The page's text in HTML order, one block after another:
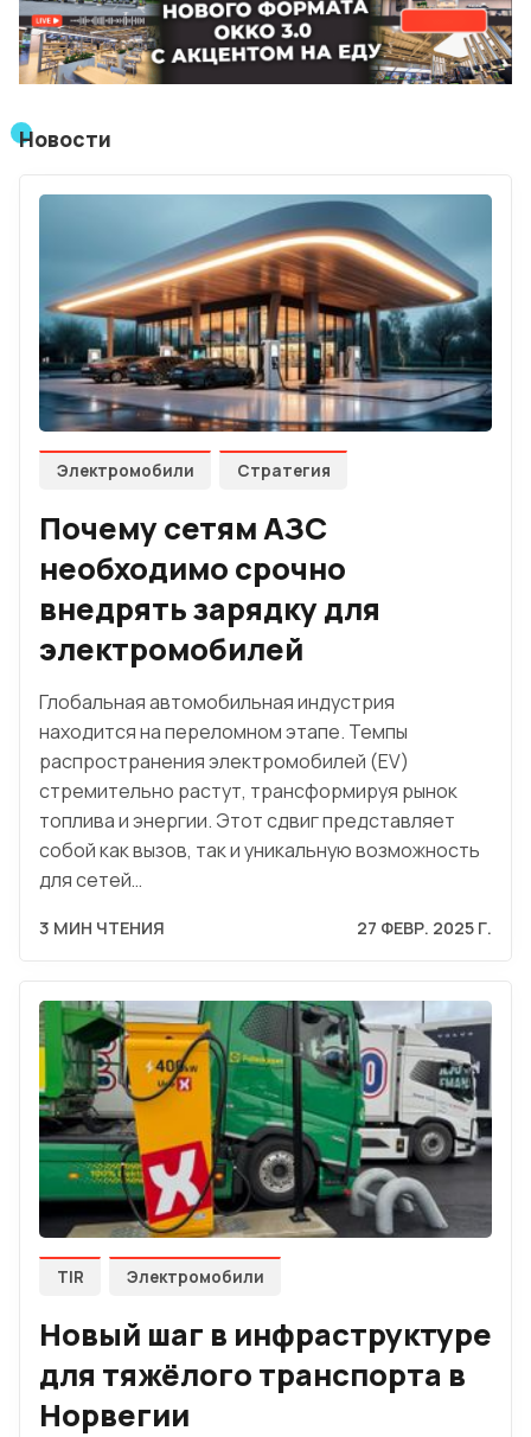
Лучшие АЗС мира
Подписка
Условия использования материалов
Политика конфиденциальности и cookie
Новости
Электромобили Стратегия
Почему сетям АЗС
необходимо срочно
внедрять зарядку для
электромобилей
Глобальная автомобильная индустрия
находится на переломном этапе. Темпы
распространения электромобилей (EV)
стремительно растут, трансформируя рынок
топлива и энергии. Этот сдвиг представляет
собой как вызов, так и уникальную возможность
для сетей…
3 МИН ЧТЕНИЯ 27 ФЕВР. 2025 Г.
TIR Электромобили
Новый шаг в инфраструктуре
для тяжёлого транспорта в
Норвегии